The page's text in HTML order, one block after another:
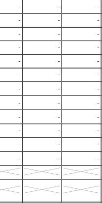
- - -
- - -
- - -
- - -
- - -
- - -
- - -
- - -
- - -
- - -
- - -
- - -